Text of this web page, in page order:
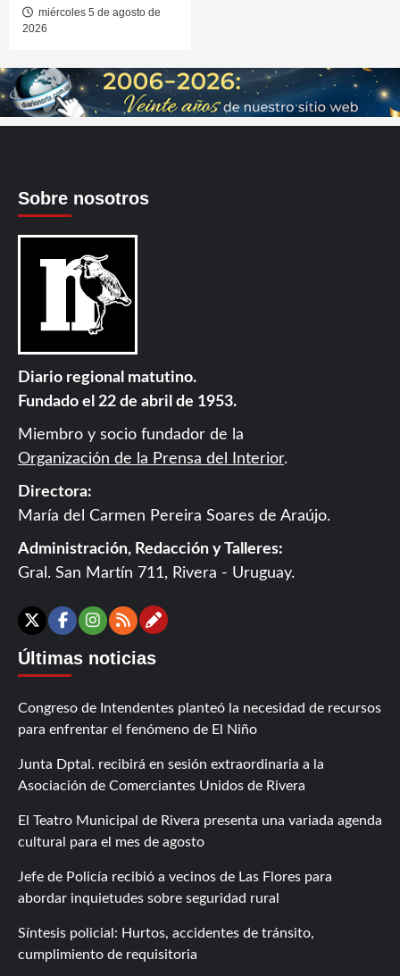
miércoles 5 de agosto de
2026
Sobre nosotros
Diario regional matutino.
Fundado el 22 de abril de 1953.
Miembro y socio fundador de la
Organización de la Prensa del Interior.
Directora:
María del Carmen Pereira Soares de Araújo.
Administración, Redacción y Talleres:
Gral. San Martín 711, Rivera - Uruguay.
X Facebook
Instagram
RSSContáctanos
Últimas noticias
Congreso de Intendentes planteó la necesidad de recursos
para enfrentar el fenómeno de El Niño
Junta Dptal. recibirá en sesión extraordinaria a la
Asociación de Comerciantes Unidos de Rivera
El Teatro Municipal de Rivera presenta una variada agenda
cultural para el mes de agosto
Jefe de Policía recibió a vecinos de Las Flores para
abordar inquietudes sobre seguridad rural
Síntesis policial: Hurtos, accidentes de tránsito,
cumplimiento de requisitoria